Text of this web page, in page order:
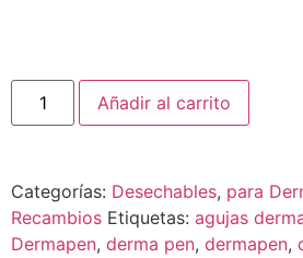
Añadir al carrito
Categorías: Desechables, para
Recambios Etiquetas: agujas
Dermapen, derma pen, dermapen,